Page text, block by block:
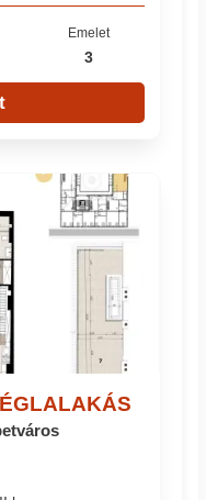
Emelet
3